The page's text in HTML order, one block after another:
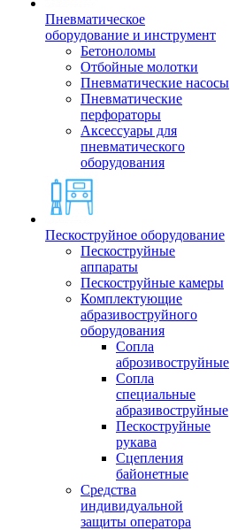
Пневматическое
оборудование и инструмент
Бетоноломы
Отбойные молотки
Пневматические насосы
Пневматические
перфораторы
Аксессуары для
пневматического
оборудования
Пескоструйное оборудование
Пескоструйные
аппараты
Пескоструйные камеры
Комплектующие
абразивоструйного
оборудования
Сопла
аброзивоструйные
Сопла
специальные
абразивоструйные
Пескоструйные
рукава
Сцепления
байонетные
Средства
индивидуальной
защиты оператора